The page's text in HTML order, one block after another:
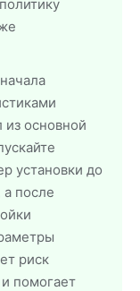
из основной
установки до
после
риск
помогает